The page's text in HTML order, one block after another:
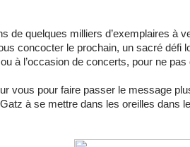
de quelques milliers d’exemplaires à
concocter le prochain, un sacré défi
à l’occasion de concerts, pour ne pas
vous pour faire passer le message
à se mettre dans les oreilles dans